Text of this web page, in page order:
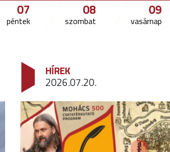
07
péntek
08
szombat
09
vasárnap
HÍREK
2026.07.20.